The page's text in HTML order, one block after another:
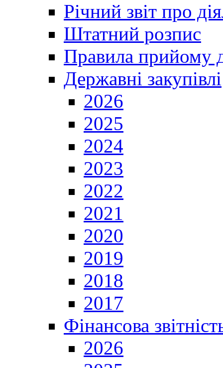
Річний звіт про
Штатний розпис
Правила прийому
Державні закупівлі
2026
2025
2024
2023
2022
2021
2020
2019
2018
2017
Фінансова
2026